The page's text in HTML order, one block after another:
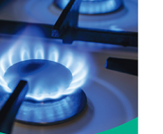
веловолну на Волге в
фестиваль «Калитка»